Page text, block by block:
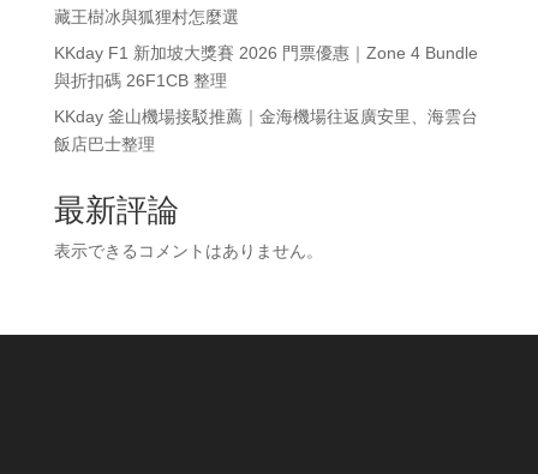
藏王樹冰與狐狸村怎麼選
KKday F1 新加坡大獎賽 2026 門票優惠｜Zone 4 Bundle
與折扣碼 26F1CB 整理
KKday 釜山機場接駁推薦｜金海機場往返廣安里、海雲台
飯店巴士整理
最新評論
表示できるコメントはありません。